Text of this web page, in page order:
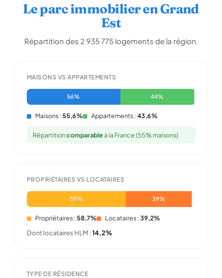
Le parc immobilier en Grand
Est
Répartition des 2 935 775 logements de la région.
MAISONS VS APPARTEMENTS
56% 44%
Maisons :55,6% Appartements :43,6%
Répartitioncomparableà la France (55% maisons)
PROPRIÉTAIRES VS LOCATAIRES
59% 39%
Propriétaires :58,7% Locataires :39,2%
Dont locataires HLM :14,2%
TYPE DE RÉSIDENCE